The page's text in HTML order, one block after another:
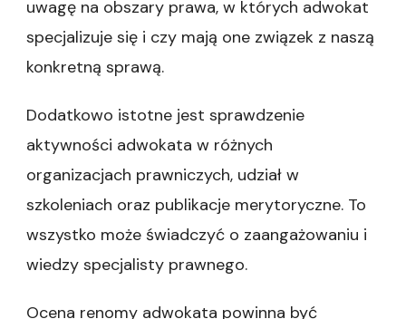
uwagę na obszary prawa, w których adwokat
specjalizuje się i czy mają one związek z naszą
konkretną sprawą.
Dodatkowo istotne jest sprawdzenie
aktywności adwokata w różnych
organizacjach prawniczych, udział w
szkoleniach oraz publikacje merytoryczne. To
wszystko może świadczyć o zaangażowaniu i
wiedzy specjalisty prawnego.
Ocena renomy adwokata powinna być